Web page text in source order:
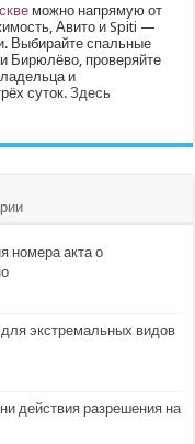
можно напрямую от
Авито и Spiti —
Выбирайте спальные
Бирюлёво, проверяйте
и
суток.Здесь
номера акта о
экстремальных видов
действия разрешения на